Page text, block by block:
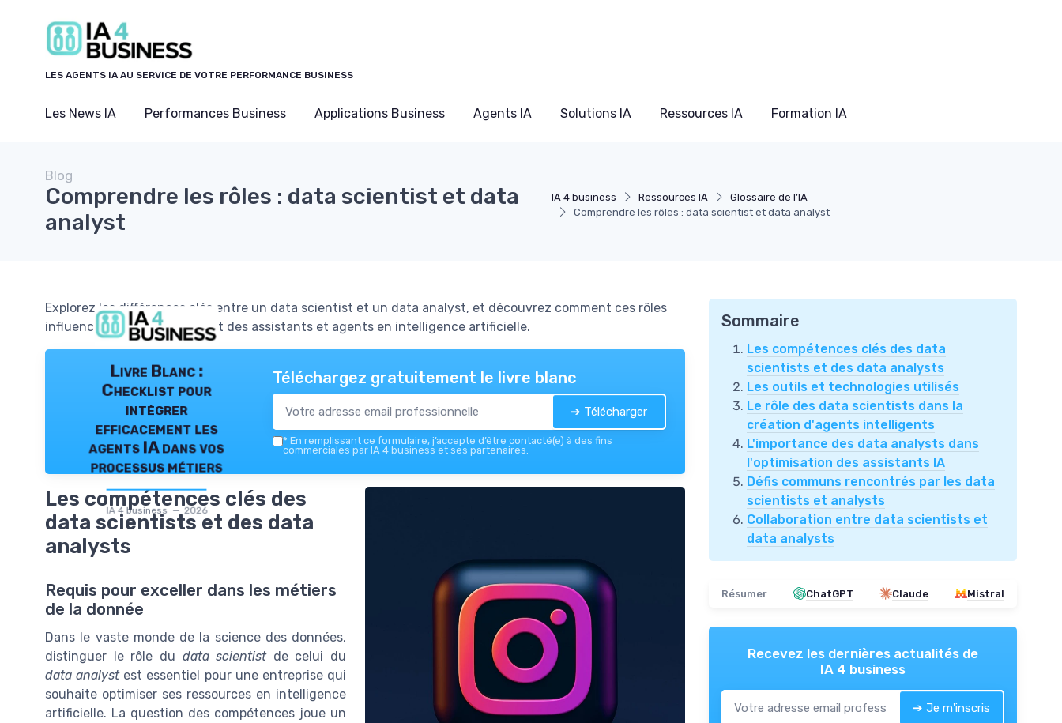
LES AGENTS IA AU SERVICE DE VOTRE PERFORMANCE BUSINESS
Les News IA Performances Business Applications Business Agents IA Solutions IA Ressources IA Formation IA
IA 4 business Ressources IA
Glossaire de l’IA
Comprendre les rôles : data scientist et data analyst
Blog
Comprendre les rôles : data scientist et data
analyst
Explorez les différences clés entre un data scientist et un data analyst, et découvrez comment ces rôles
influencent le développement des assistants et agents en intelligence artificielle.
Livre Blanc :
Checklist pour
intégrer
efficacement les
agents IA dans vos
processus métiers
IA 4 business — 2026
Téléchargez gratuitement le livre blanc
➔ Télécharger
* En remplissant ce formulaire, j’accepte d’être contacté(e) à des fins
commerciales par IA 4 business et ses partenaires.
Les compétences clés des
data scientists et des data
analysts
Requis pour exceller dans les métiers
de la donnée
Dans le vaste monde de la science des données,
distinguer le rôle du data scientistde celui du
data analystest essentiel pour une entreprise qui
souhaite optimiser ses ressources en intelligence
artificielle. La question des compétences joue un
Sommaire
Les compétences clés des data
scientists et des data analysts
Les outils et technologies utilisés
Le rôle des data scientists dans la
création d'agents intelligents
L'importance des data analysts dans
l'optimisation des assistants IA
Défis communs rencontrés par les data
scientists et analysts
Collaboration entre data scientists et
data analysts
Résumer ChatGPT Claude Mistral
Recevez les dernières actualités de
IA 4 business
➔ Je m'inscris